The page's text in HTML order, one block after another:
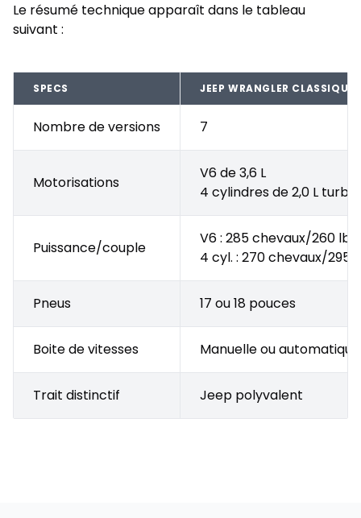
Le résumé technique apparaît dans le tableau
suivant :
SPECS JEEP WRANGLER CLASSIQUE
Nombre de versions 7
Motorisations
V6 de 3,6 L
4 cylindres de 2,0 L turbo
Puissance/couple
V6 : 285 chevaux/260
4 cyl. : 270 chevaux/295
Pneus 17 ou 18 pouces
Boite de vitesses Manuelle ou automatique
Trait distinctif Jeep polyvalent